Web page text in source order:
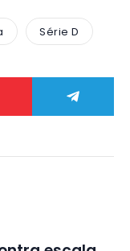
Série D